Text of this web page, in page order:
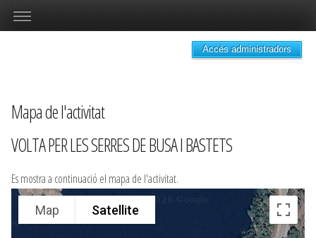
Accés administradors
Mapa de l'activitat
VOLTA PER LES SERRES DE BUSA I BASTETS
Es mostra a continuació el mapa de l'activitat.
Map Satellite